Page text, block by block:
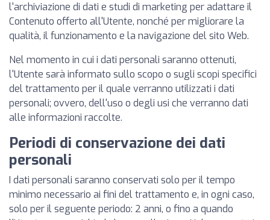
l'archiviazione di dati e studi di marketing per adattare il
Contenuto offerto all'Utente, nonché per migliorare la
qualità, il funzionamento e la navigazione del sito Web.
Nel momento in cui i dati personali saranno ottenuti,
l'Utente sarà informato sullo scopo o sugli scopi specifici
del trattamento per il quale verranno utilizzati i dati
personali; ovvero, dell'uso o degli usi che verranno dati
alle informazioni raccolte.
Periodi di conservazione dei dati
personali
I dati personali saranno conservati solo per il tempo
minimo necessario ai fini del trattamento e, in ogni caso,
solo per il seguente periodo: 2 anni, o fino a quando